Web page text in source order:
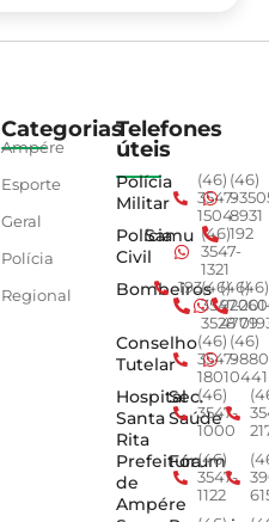
Categorias
Ampére
Esporte
Geral
Polícia
Regional
Telefones
úteis
Polícia
Militar
(46)
3547-
1504
(46)
8931
Polícia
Civil
Samu (46)
3547-
1321
192
Bombeiros
193(46)
3547-
3528
(46)
4779
(46)
Conselho
Tutelar
(46)
3547-
1801
(46)
0441
Hospital
Santa
Rita
Sec.
Saúde
(46)
3547-
1000
Prefeitura
de
Ampére
Fórum
(46)
3547-
1122